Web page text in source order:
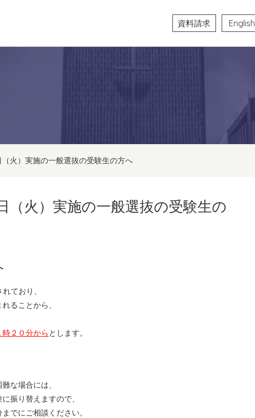
資料請求 English
（火）実施の一般選抜の受験生の方へ
（火）実施の一般選抜の受験生の
ており、
ることから、
２０分から とします。
な場合には、
振り替えますので、
でにご相談ください。